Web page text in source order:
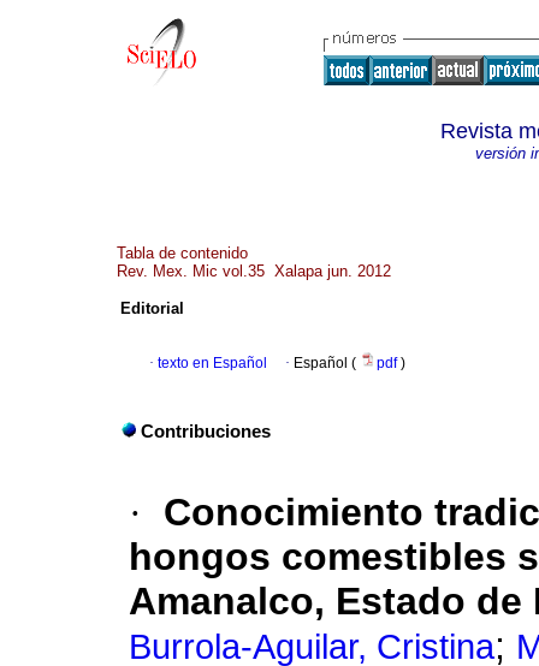
Revista
versión
Tabla de contenido
Rev. Mex. Mic vol.35 Xalapa jun. 2012
Editorial
· texto en Español · Español ( pdf)
Contribuciones
·
Conocimiento
hongos comestibles
Amanalco, Estado de
Burrola-Aguilar, Cristina;